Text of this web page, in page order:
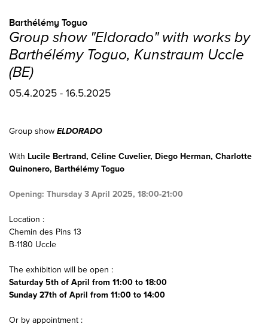
Barthélémy Toguo
Group show "Eldorado" with works by
Barthélémy Toguo, Kunstraum Uccle
(BE)
05.4.2025 - 16.5.2025
Group show ELDORADO
With Lucile Bertrand, Céline Cuvelier, Diego Herman, Charlotte
Quinonero, Barthélémy Toguo
Opening: Thursday 3 April 2025, 18:00-21:00
Location :
Chemin des Pins 13
B-1180 Uccle
The exhibition will be open :
Saturday 5th of April from 11:00 to 18:00
Sunday 27th of April from 11:00 to 14:00
Or by appointment :